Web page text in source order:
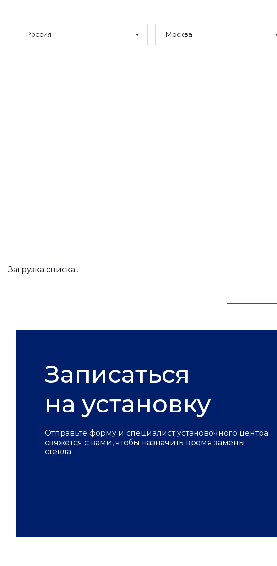
Россия Москва
Загрузка списка..
Записаться
на установку
Отправьте форму и специалист установочного центра
свяжется с вами, чтобы назначить время замены
стекла.